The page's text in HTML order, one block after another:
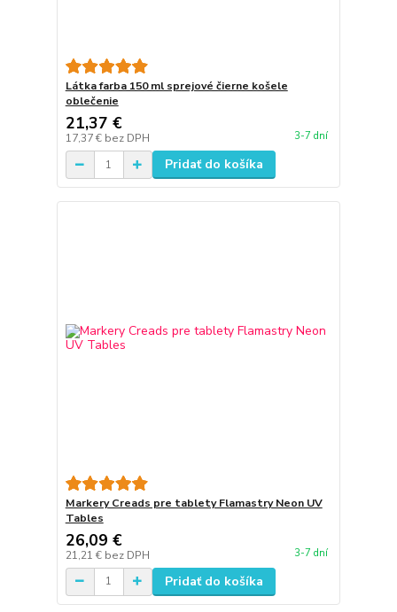
Látka farba 150 ml sprejové čierne košele
oblečenie
21,37 €
17,37 € bez DPH 3-7 dní
Pridať do košíka
Markery Creads pre tablety Flamastry Neon UV
Tables
26,09 €
21,21 € bez DPH 3-7 dní
Pridať do košíka